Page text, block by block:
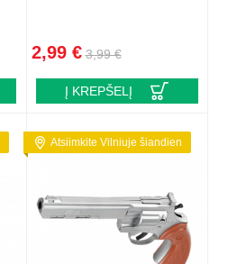
2,99 € 3,99 €
Į KREPŠELĮ
Atsiimkite Vilniuje šiandien